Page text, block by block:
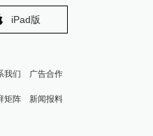
iPad版
我们 广告合作
矩阵 新闻报料